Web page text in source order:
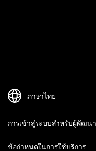
การเข้าสู่ระบบสำหรับผู้พัฒนา
ข้อกำหนดในการใช้บริการ